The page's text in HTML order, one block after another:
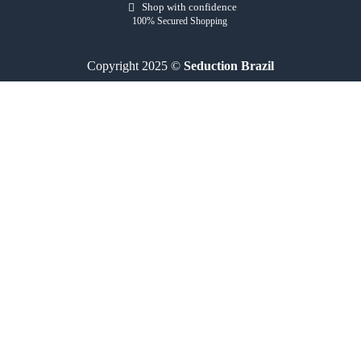
Shop with confidence
100% Secured Shopping
Copyright 2025 © Seduction Brazil